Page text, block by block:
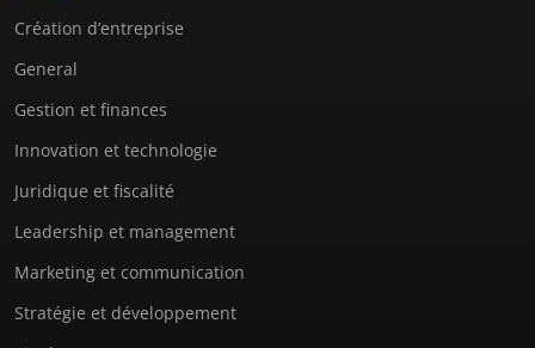
Création d’entreprise
General
Gestion et finances
Innovation et technologie
Juridique et fiscalité
Leadership et management
Marketing et communication
Stratégie et développement